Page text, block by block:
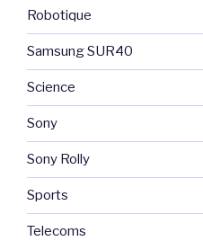
Robotique
Samsung SUR40
Science
Sony
Sony Rolly
Sports
Telecoms